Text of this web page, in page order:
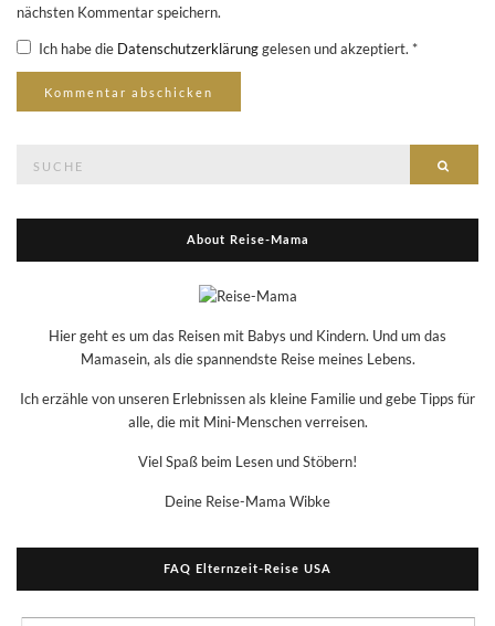
nächsten Kommentar speichern.
Ich habe die Datenschutzerklärunggelesen und akzeptiert. *
About Reise-Mama
Hier geht es um das Reisen mit Babys und Kindern. Und um das
Mamasein, als die spannendste Reise meines Lebens.
Ich erzähle von unseren Erlebnissen als kleine Familie und gebe Tipps für
alle, die mit Mini-Menschen verreisen.
Viel Spaß beim Lesen und Stöbern!
Deine Reise-Mama Wibke
FAQ Elternzeit-Reise USA